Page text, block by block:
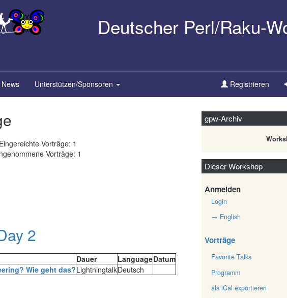
Deutscher Perl/Raku-
News Unterstützen/Sponsoren Registrieren
Eingereichte Vorträge: 1
Vorträge: 1
2
Dauer LanguageDatum
Wie geht das?‎LightningtalkDeutsch
gpw-Archiv
Dieser Workshop
Anmelden
Login
→ English
Vorträge
Favorite Talks
Programm
als iCal exportieren